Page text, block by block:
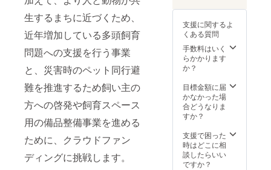
生するまちに近づくため、
近年増加している多頭飼育
問題への支援を行う事業
と、災害時のペット同行避
難を推進するため飼い主の
方への啓発や飼育スペース
用の備品整備事業を進める
ために、クラウドファン
ディングに挑戦します。
支援に関するよ
くある質問
手数料はいく
らかかります
か？
目標金額に届
かなかった場
合どうなりま
すか？
支援で困った
時はどこに相
談したらいい
ですか？